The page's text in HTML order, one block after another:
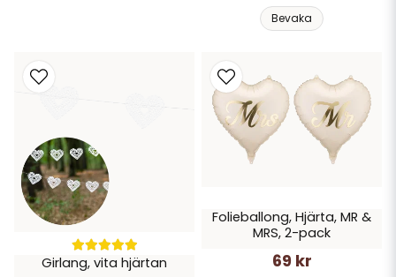
Bevaka
Girlang, vita hjärtan
Folieballong, Hjärta, MR &
MRS, 2-pack
69 kr